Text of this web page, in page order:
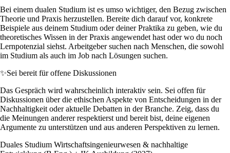
Bei einem dualen Studium ist es umso wichtiger, den Bezug zwischen
Theorie und Praxis herzustellen. Bereite dich darauf vor, konkrete
Beispiele aus deinem Studium oder deiner Praktika zu geben, wie du
theoretisches Wissen in der Praxis angewendet hast oder wo du noch
Lernpotenzial siehst. Arbeitgeber suchen nach Menschen, die sowohl
im Studium als auch im Job nach Lösungen suchen.
✨Sei bereit für offene Diskussionen
Das Gespräch wird wahrscheinlich interaktiv sein. Sei offen für
Diskussionen über die ethischen Aspekte von Entscheidungen in der
Nachhaltigkeit oder aktuelle Debatten in der Branche. Zeig, dass du
die Meinungen anderer respektierst und bereit bist, deine eigenen
Argumente zu unterstützen und aus anderen Perspektiven zu lernen.
Duales Studium Wirtschaftsingenieurwesen & nachhaltige